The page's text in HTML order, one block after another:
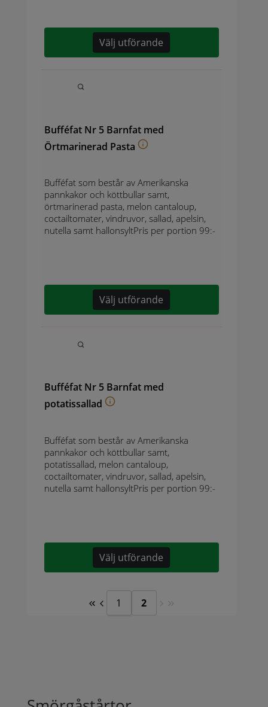
Välj utförande
Bufféfat Nr 5 Barnfat med
Örtmarinerad Pasta
Bufféfat som består av Amerikanska
pannkakor och köttbullar samt,
örtmarinerad pasta, melon cantaloup,
coctailtomater, vindruvor, sallad, apelsin,
nutella samt hallonsyltPris per portion 99:-
Välj utförande
Bufféfat Nr 5 Barnfat med
potatissallad
Bufféfat som består av Amerikanska
pannkakor och köttbullar samt,
potatissallad, melon cantaloup,
coctailtomater, vindruvor, sallad, apelsin,
nutella samt hallonsyltPris per portion 99:-
Välj utförande
1 2